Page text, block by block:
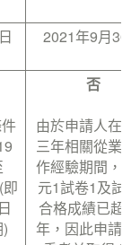
2021年9月30
否
由於申請人在符
三年相關從業員
作經驗期間，其
元1試卷1及試
合格成績已超
年，因此申請人